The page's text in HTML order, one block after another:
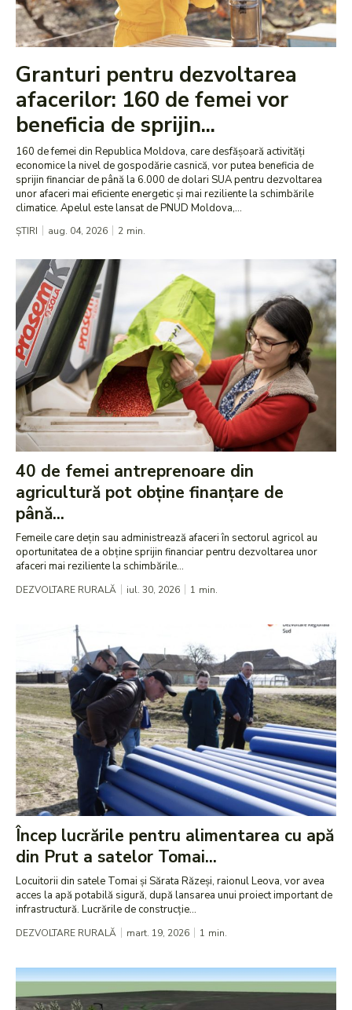
Granturi pentru dezvoltarea
afacerilor: 160 de femei vor
beneficia de sprijin...
160 de femei din Republica Moldova, care desfășoară activități
economice la nivel de gospodărie casnică, vor putea beneficia de
sprijin financiar de până la 6.000 de dolari SUA pentru dezvoltarea
unor afaceri mai eficiente energetic și mai reziliente la schimbările
climatice. Apelul este lansat de PNUD Moldova,...
ȘTIRI aug. 04, 2026 2 min.
40 de femei antreprenoare din
agricultură pot obține finanțare de
până...
Femeile care dețin sau administrează afaceri în sectorul agricol au
oportunitatea de a obține sprijin financiar pentru dezvoltarea unor
afaceri mai reziliente la schimbările...
DEZVOLTARE RURALĂ iul. 30, 2026 1 min.
Încep lucrările pentru alimentarea cu apă
din Prut a satelor Tomai...
Locuitorii din satele Tomai și Sărata Răzeși, raionul Leova, vor avea
acces la apă potabilă sigură, după lansarea unui proiect important de
infrastructură. Lucrările de construcție...
DEZVOLTARE RURALĂ mart. 19, 2026 1 min.